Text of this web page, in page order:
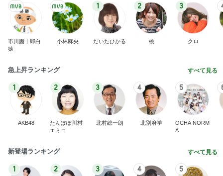
市川團十郎白
猿
小林麻央
1
だいたひかる
2
桃
3
クロ
急上昇ランキング すべて見る
1
AKB48
2
たんぽぽ川村
エミコ
3
北村総一朗
4
北別府学
5
OCHA NORM
A
新登場ランキング すべて見る
1 2 3 4 5